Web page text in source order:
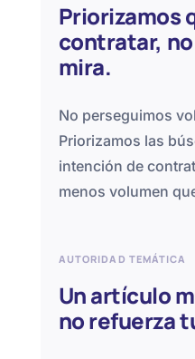
Priorizamos
contratar,
mira.
No perseguimos
Priorizamos las
intención de
menos volumen
AUTORIDAD TEMÁTICA
Un artículo
no refuerza